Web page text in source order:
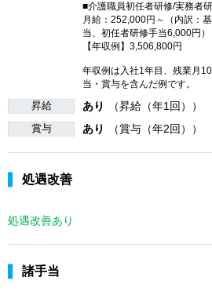
■介護職員初任者研修/実務者
月給：252,000円～（内訳：
当、初任者研修手当6,000円）
【年収例】3,506,800円
年収例は入社1年目、残業月
当・賞与を含んだ例です。
昇給 あり （昇給（年1回））
賞与 あり （賞与（年2回））
処遇改善
処遇改善あり
諸手当